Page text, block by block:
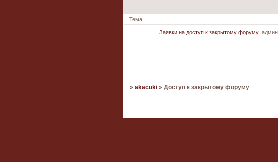
Тема
Заявки на доступ к закрытому форуму админ
»akacuki »Доступ к закрытому форуму